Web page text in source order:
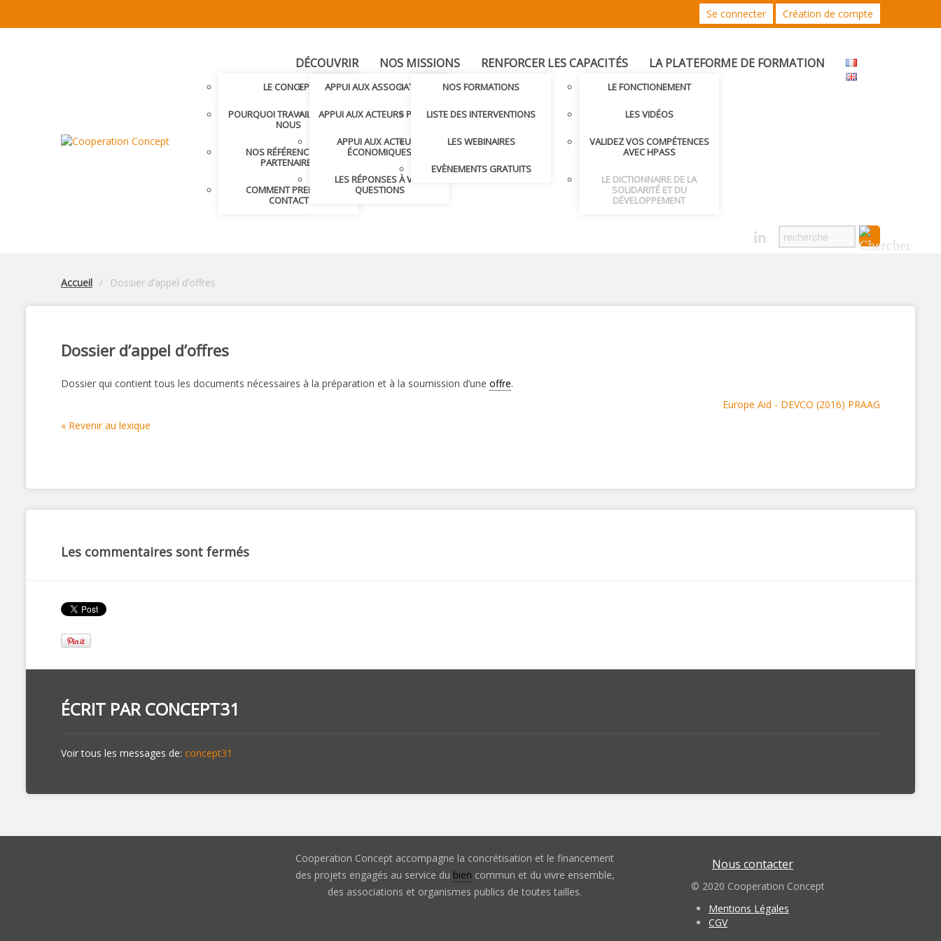
Se connecter Création de compte
DÉCOUVRIR
LE CONCEPT
POURQUOI TRAVAILLER AVEC
NOUS
NOS RÉFÉRENCES ET
PARTENAIRES
COMMENT PRENDRE
CONTACT
NOS MISSIONS
APPUI AUX ASSOCIATIONS
APPUI AUX ACTEURS PUBLICS
APPUI AUX ACTEURS
ÉCONOMIQUES
LES RÉPONSES À VOS
QUESTIONS
RENFORCER LES CAPACITÉS
NOS FORMATIONS
LISTE DES INTERVENTIONS
LES WEBINAIRES
EVÈNEMENTS GRATUITS
LA PLATEFORME DE FORMATION
LE FONCTIONEMENT
LES VIDÉOS
VALIDEZ VOS COMPÉTENCES
AVEC HPASS
LE DICTIONNAIRE DE LA
SOLIDARITÉ ET DU
DÉVELOPPEMENT
Accueil Dossier d’appel d’offres
Dossier d’appel d’offres
Dossier qui contient tous les documents nécessaires à la préparation et à la soumission d’une offre.
Europe Aid - DEVCO (2016) PRAAG
« Revenir au lexique
Les commentaires sont fermés
ÉCRIT PARCONCEPT31
Voir tous les messages de: concept31
Cooperation Concept accompagne la concrétisation et le financement
des projets engagés au service du bien commun et du vivre ensemble,
des associations et organismes publics de toutes tailles.
Nous contacter
© 2020 Cooperation Concept
Mentions Légales
CGV